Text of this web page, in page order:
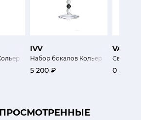
IVV
Набор бокалов Кольер
5 200 ₽
Свеча
0 ₽